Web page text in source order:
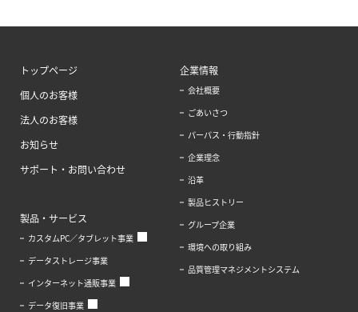
トップページ
個人のお客様
法人のお客様
お知らせ
サポート・お問い合わせ
製品・サービス
カスタムPC／タブレット事業
データストレージ事業
インターネット通販事業
データ復旧事業
企業情報
会社概要
ごあいさつ
パーパス・行動指針
企業理念
沿革
製品ヒストリー
グループ企業
環境への取り組み
品質管理マネジメントシステム